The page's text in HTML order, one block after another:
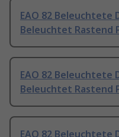
EAO 82 Beleuchtete
Beleuchtet Rastend
EAO 82 Beleuchtete
Beleuchtet Rastend
EAO 82